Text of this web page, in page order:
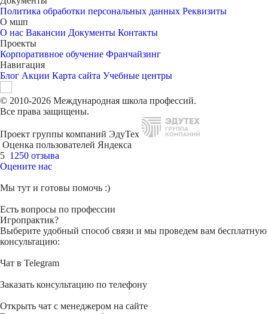
Политика обработки персональных данных Реквизиты
О мшп
О нас Вакансии Документы Контакты
Проекты
Корпоративное обучение Франчайзинг
Навигация
Блог Акции Карта сайта Учебные центры
© 2010-2026 Международная школа профессий.
Все права защищены.
Проект группы компаний ЭдуТех
Оценка пользователей Яндекса
5 1250 отзыва
Оцените нас
Мы тут и готовы помочь :)
Есть вопросы по профессии
Игропрактик?
Выберите удобный способ связи и мы проведем вам бесплатную
консультацию:
Чат в Telegram
Заказать консультацию по телефону
Открыть чат с менеджером на сайте